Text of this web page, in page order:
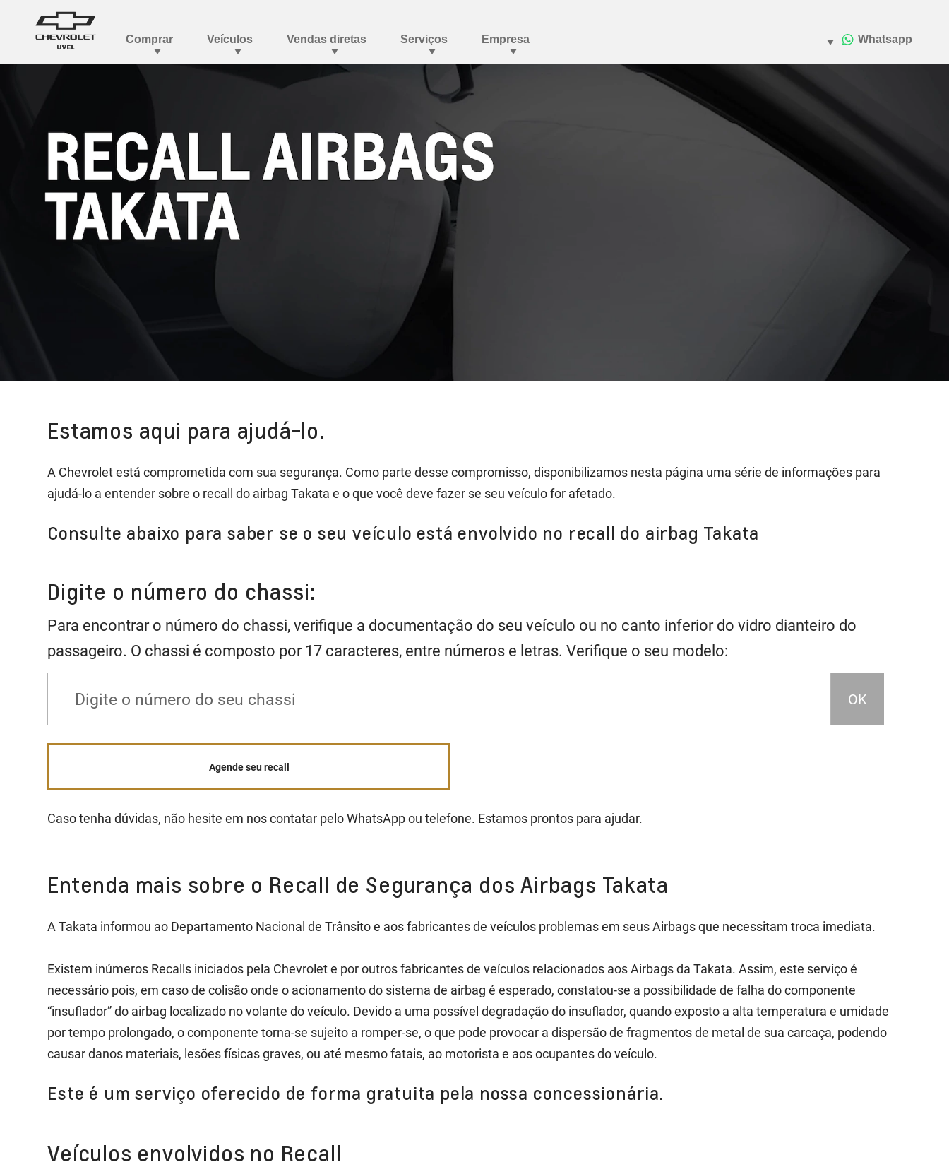
Estamos aqui para ajudá-lo.
A Chevrolet está comprometida com sua segurança. Como parte desse compromisso, disponibilizamos nesta página uma série de informações para
ajudá-lo a entender sobre o recall do airbag Takata e o que você deve fazer se seu veículo for afetado.
Consulte abaixo para saber se o seu veículo está envolvido no recall do airbag Takata
Digite o número do chassi:
Para encontrar o número do chassi, verifique a documentação do seu veículo ou no canto inferior do vidro dianteiro do
passageiro. O chassi é composto por 17 caracteres, entre números e letras. Verifique o seu modelo:
OK
Agende seu recall
Caso tenha dúvidas, não hesite em nos contatar pelo WhatsApp ou telefone. Estamos prontos para ajudar.
Entenda mais sobre o Recall de Segurança dos Airbags Takata
A Takata informou ao Departamento Nacional de Trânsito e aos fabricantes de veículos problemas em seus Airbags que necessitam troca imediata.
Existem inúmeros Recalls iniciados pela Chevrolet e por outros fabricantes de veículos relacionados aos Airbags da Takata. Assim, este serviço é
necessário pois, em caso de colisão onde o acionamento do sistema de airbag é esperado, constatou-se a possibilidade de falha do componente
“insuflador” do airbag localizado no volante do veículo. Devido a uma possível degradação do insuflador, quando exposto a alta temperatura e umidade
por tempo prolongado, o componente torna-se sujeito a romper-se, o que pode provocar a dispersão de fragmentos de metal de sua carcaça, podendo
causar danos materiais, lesões físicas graves, ou até mesmo fatais, ao motorista e aos ocupantes do veículo.
Este é um serviço oferecido de forma gratuita pela nossa concessionária.
Veículos envolvidos no Recall